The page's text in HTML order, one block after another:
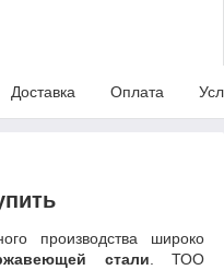
Доставка Оплата
производства широко
стали. ТОО